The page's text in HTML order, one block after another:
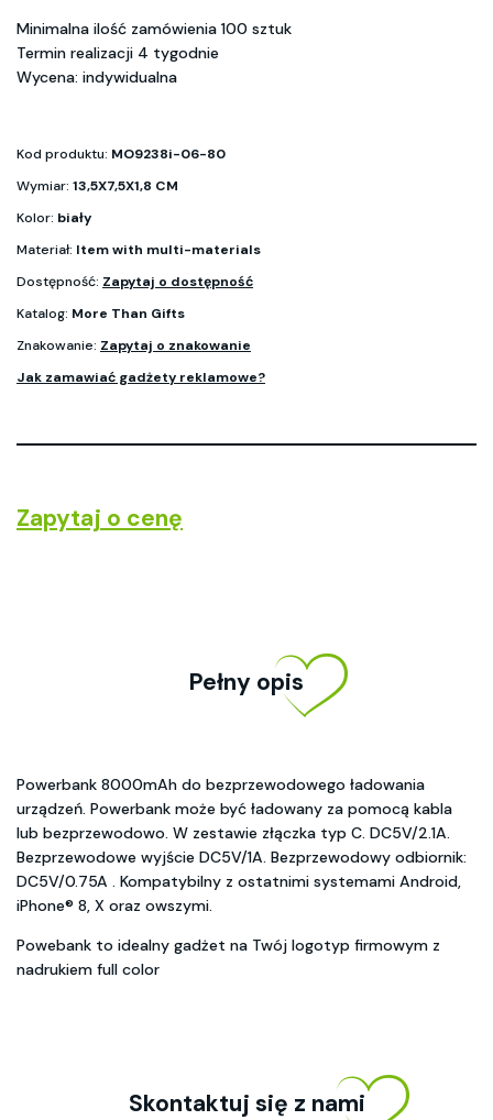
Minimalna ilość zamówienia 100 sztuk
Termin realizacji 4 tygodnie
Wycena: indywidualna
Kod produktu: MO9238i-06-80
Wymiar: 13,5X7,5X1,8 CM
Kolor: biały
Materiał: Item with multi-materials
Dostępność: Zapytaj o dostępność
Katalog: More Than Gifts
Znakowanie: Zapytaj o znakowanie
Jak zamawiać gadżety reklamowe?
Zapytaj o cenę
Pełny opis
Powerbank 8000mAh do bezprzewodowego ładowania
urządzeń. Powerbank może być ładowany za pomocą kabla
lub bezprzewodowo. W zestawie złączka typ C. DC5V/2.1A.
Bezprzewodowe wyjście DC5V/1A. Bezprzewodowy odbiornik:
DC5V/0.75A . Kompatybilny z ostatnimi systemami Android,
iPhone® 8, X oraz owszymi.
Powebank to idealny gadżet na Twój logotyp firmowym z
nadrukiem full color
Skontaktuj się z nami